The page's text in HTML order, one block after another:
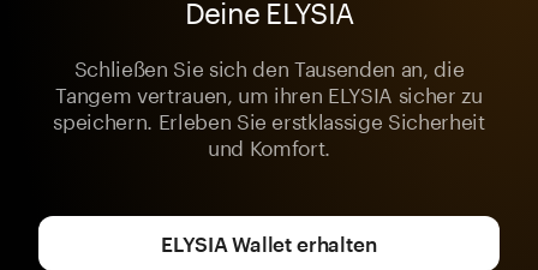
Deine ELYSIA
Schließen Sie sich den Tausenden an, die
Tangem vertrauen, um ihren ELYSIA sicher zu
speichern. Erleben Sie erstklassige Sicherheit
und Komfort.
ELYSIA Wallet erhalten